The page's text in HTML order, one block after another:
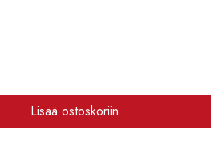
Lisää ostoskoriin